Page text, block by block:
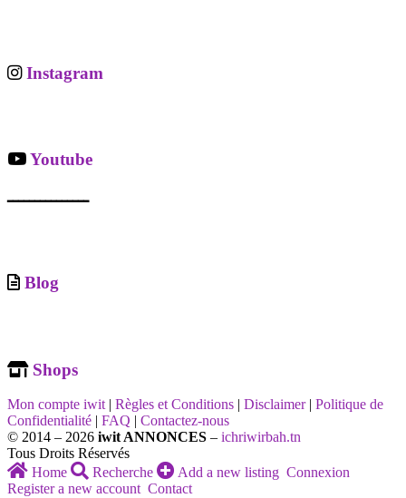
Instagram
Youtube
ـــــــــــــــ
Blog
Shops
Mon compte iwit | Règles et Conditions | Disclaimer | Politique de
Confidentialité | FAQ | Contactez-nous
© 2014 – 2026 iwit ANNONCES – ichriwirbah.tn
Tous Droits Réservés
Home
Recherche Add a new listing Connexion
Register a new account Contact